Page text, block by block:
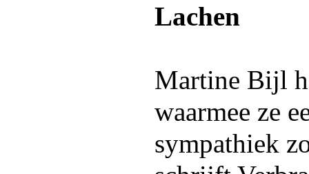
Lachen
Martine Bijl
waarmee ze
sympathiek